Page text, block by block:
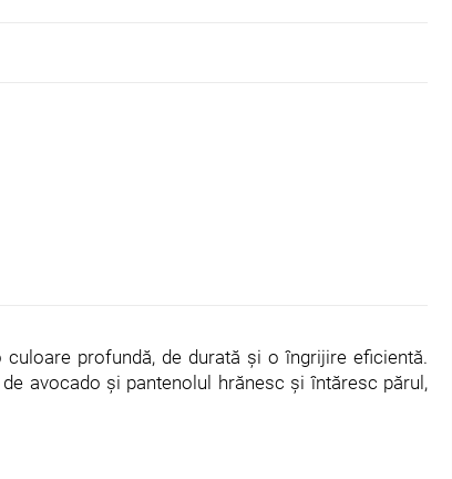
profundă, de durată şi o îngrijire eficientă.
avocado şi pantenolul hrănesc şi întăresc părul,